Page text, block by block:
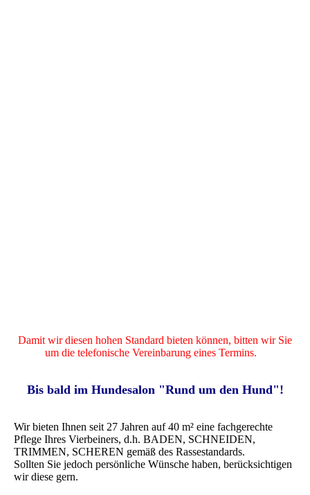
Damit wir diesen hohen Standard bieten können, bitten wir Sie
um die telefonische Vereinbarung eines Termins.
Bis bald im Hundesalon "Rund um den Hund"!
Wir bieten Ihnen seit 27 Jahren auf 40 m² eine fachgerechte
Pflege Ihres Vierbeiners, d.h. BADEN, SCHNEIDEN,
TRIMMEN, SCHEREN gemäß des Rassestandards.
Sollten Sie jedoch persönliche Wünsche haben, berücksichtigen
wir diese gern.